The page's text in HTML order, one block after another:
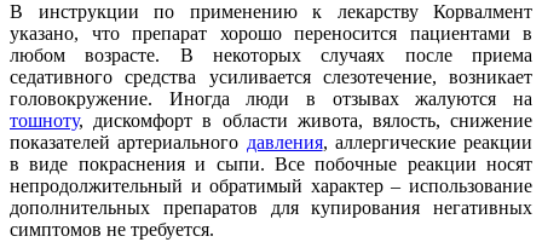
В инструкции по применению к лекарству Корвалмент
указано, что препарат хорошо переносится пациентами в
любом возрасте. В некоторых случаях после приема
седативного средства усиливается слезотечение, возникает
головокружение. Иногда люди в отзывах жалуются на
тошноту, дискомфорт в области живота, вялость, снижение
показателей артериального давления, аллергические реакции
в виде покраснения и сыпи. Все побочные реакции носят
непродолжительный и обратимый характер – использование
дополнительных препаратов для купирования негативных
симптомов не требуется.